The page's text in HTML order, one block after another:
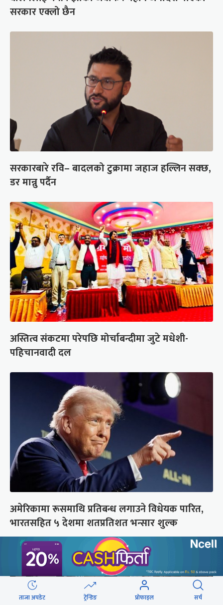
सरकार एक्लो छैन
सरकारबारे रवि– बादलको टुक्रामा जहाज हल्लिन सक्छ,
डर मान्नु पर्दैन
अस्तित्व संकटमा परेपछि मोर्चाबन्दीमा जुटे मधेशी-
पहिचानवादी दल
अमेरिकामा रूसमाथि प्रतिबन्ध लगाउने विधेयक पारित,
भारतसहित ५ देशमा शतप्रतिशत भन्सार शुल्क
ताजा अपडेट ट्रेन्डिङ प्रोफाइल सर्च